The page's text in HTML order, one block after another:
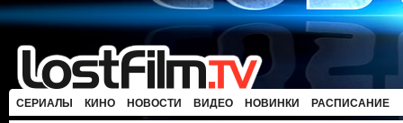
СЕРИАЛЫ КИНО НОВОСТИ ВИДЕО НОВИНКИ РАСПИСАНИЕ